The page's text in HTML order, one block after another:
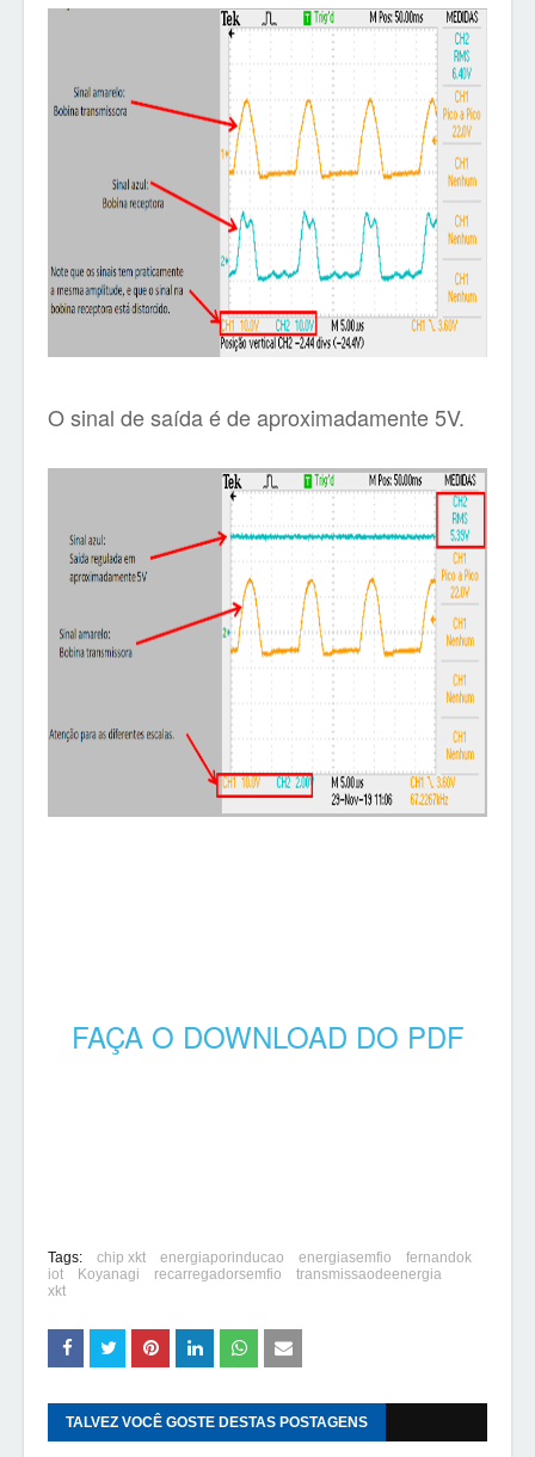
O sinal de saída é de aproximadamente 5V.
FAÇA O DOWNLOAD DO PDF
Tags: chip xkt energiaporinducao energiasemfio
fernandok
iot
Koyanagi recarregadorsemfio
transmissaodeenergia
xkt
TALVEZ VOCÊ GOSTE DESTAS POSTAGENS